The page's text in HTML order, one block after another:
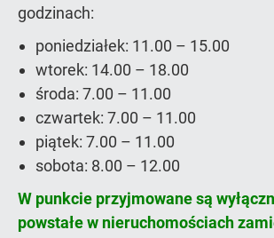
godzinach:
poniedziałek: 11.00 – 15.00
wtorek: 14.00 – 18.00
środa: 7.00 – 11.00
czwartek: 7.00 – 11.00
piątek: 7.00 – 11.00
sobota: 8.00 – 12.00
W punkcie przyjmowane są
powstałe w nieruchomościach